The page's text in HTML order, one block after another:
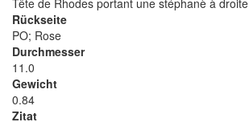
Tête de Rhodes portant une stéphanè à droite
Rückseite
PO; Rose
Durchmesser
11.0
Gewicht
0.84
Zitat